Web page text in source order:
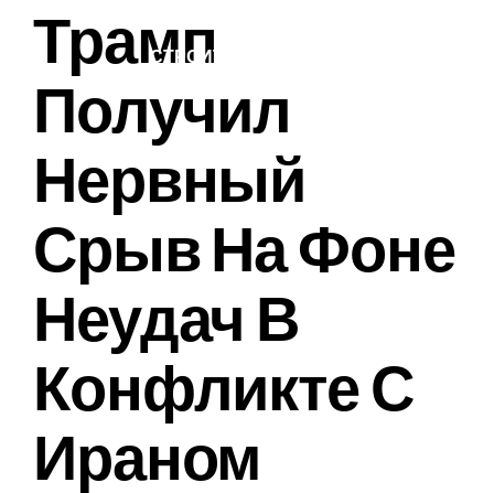
СТРОИТЕЛЬСТВО И
Трамп
Получил
Нервный
Срыв На Фоне
Неудач В
Конфликте С
Ираном